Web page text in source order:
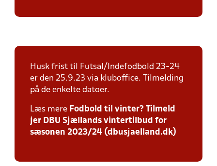
Husk frist til Futsal/Indefodbold 23-24
er den 25.9.23 via kluboffice. Tilmelding
på de enkelte datoer.
Læs mere Fodbold til vinter? Tilmeld
jer DBU Sjællands vintertilbud for
sæsonen 2023/24 (dbusjaelland.dk)